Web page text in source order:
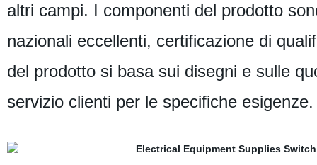
altri campi. I componenti del prodotto
nazionali eccellenti, certificazione di
del prodotto si basa sui disegni e sulle
servizio clienti per le specifiche esigenze.